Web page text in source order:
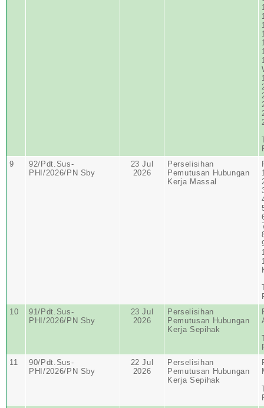
9
92/Pdt.Sus-
PHI/2026/PN Sby
23 Jul
2026
Perselisihan
Pemutusan Hubungan
Kerja Massal
10
91/Pdt.Sus-
PHI/2026/PN Sby
23 Jul
2026
Perselisihan
Pemutusan Hubungan
Kerja Sepihak
11
90/Pdt.Sus-
PHI/2026/PN Sby
22 Jul
2026
Perselisihan
Pemutusan Hubungan
Kerja Sepihak